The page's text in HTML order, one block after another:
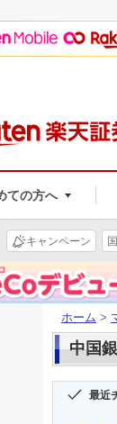
ての方へ
キャンペーン
ホーム >
中国
最近